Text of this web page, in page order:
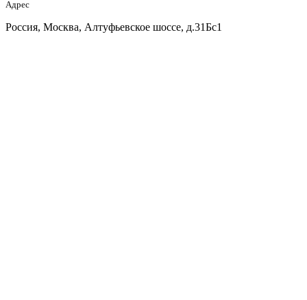
Адрес
Россия, Москва, Алтуфьевское шоссе, д.31Бс1